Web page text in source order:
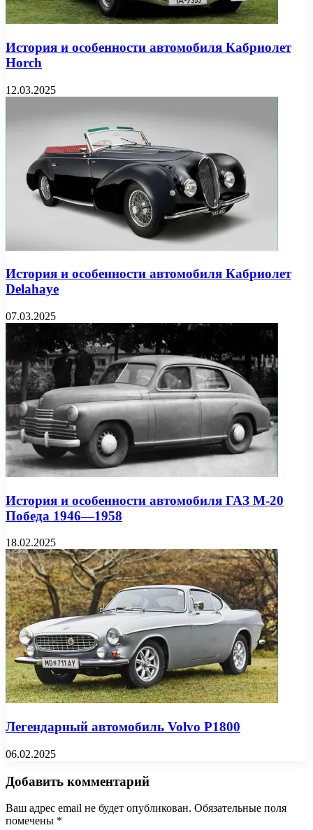
История и особенности автомобиля Кабриолет
Horch
12.03.2025
История и особенности автомобиля Кабриолет
Delahaye
07.03.2025
История и особенности автомобиля ГАЗ М-20
Победа 1946—1958
18.02.2025
Легендарный автомобиль Volvo P1800
06.02.2025
Добавить комментарий
Ваш адрес email не будет опубликован. Обязательные поля
помечены *